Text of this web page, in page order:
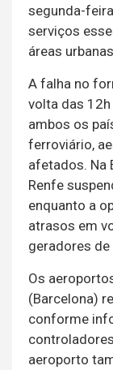
segunda-
serviços
áreas
A falha no
volta das 12h
ambos os
ferroviário,
afetados. Na
Renfe
enquanto a
atrasos em
geradores
Os
(Barcelona)
conforme
aeroporto